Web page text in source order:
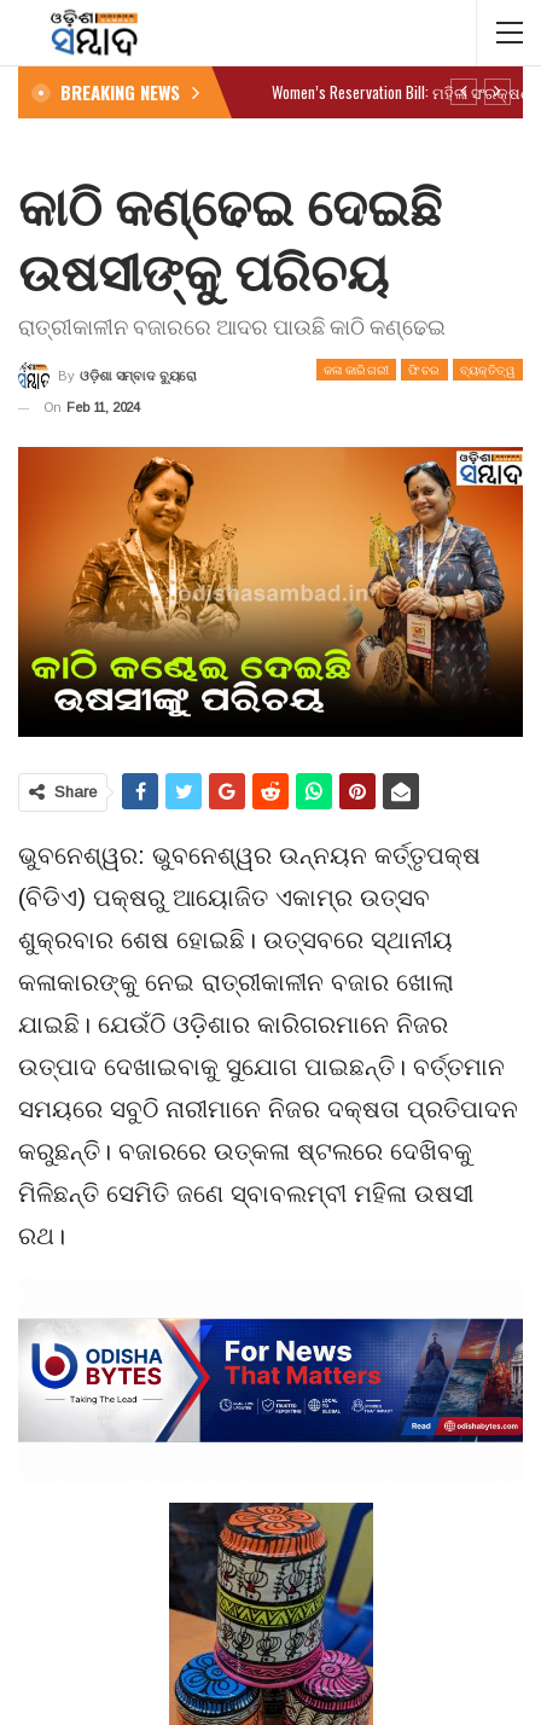
BREAKING NEWS
କାଠି କଣ୍ଢେଇ ଦେଇଛି
ଉଷସୀଙ୍କୁ ପରିଚୟ
ରାତ୍ରୀକାଳୀନ ବଜାରରେ ଆଦର ପାଉଛି କାଠି କଣ୍ଢେଇ
କଳା କାରିଗରୀ ଫିଚର ବ୍ୟକ୍ତିତ୍ୱ
By ଓଡ଼ିଶା ସମ୍ବାଦ ବ୍ୟୁରୋ
On Feb 11, 2024
Share
ଭୁବନେଶ୍ୱର: ଭୁବନେଶ୍ୱର ଉନ୍ନୟନ କର୍ତ୍ତୃପକ୍ଷ
(ବିଡିଏ) ପକ୍ଷରୁ ଆୟୋଜିତ ଏକାମ୍ର ଉତ୍ସବ
ଶୁକ୍ରବାର ଶେଷ ହୋଇଛି। ଉତ୍ସବରେ ସ୍ଥାନୀୟ
କଳାକାରଙ୍କୁ ନେଇ ରାତ୍ରୀକାଳୀନ ବଜାର ଖୋଲା
ଯାଇଛି। ଯେଉଁଠି ଓଡ଼ିଶାର କାରିଗରମାନେ ନିଜର
ଉତ୍ପାଦ ଦେଖାଇବାକୁ ସୁଯୋଗ ପାଇଛନ୍ତି। ବର୍ତ୍ତମାନ
ସମୟରେ ସବୁଠି ନାରୀମାନେ ନିଜର ଦକ୍ଷତା ପ୍ରତିପାଦନ
କରୁଛନ୍ତି। ବଜାରରେ ଉତ୍କଳା ଷ୍ଟଲରେ ଦେଖିବକୁ
ମିଳିଛନ୍ତି ସେମିତି ଜଣେ ସ୍ବାବଲମ୍ବୀ ମହିଳା ଉଷସୀ
ରଥ।